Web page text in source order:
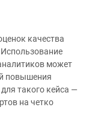
качества
может
повышения
такого кейса —
на четко